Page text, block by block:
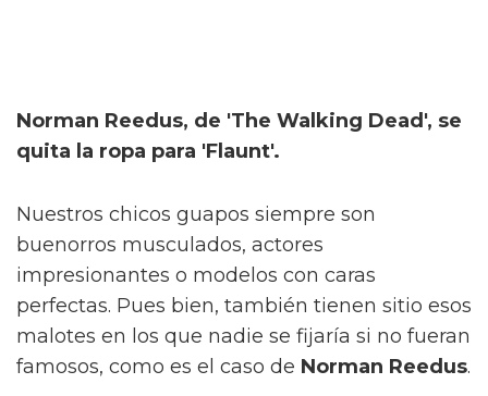
Norman Reedus, de 'The Walking Dead', se
quita la ropa para 'Flaunt'.
Nuestros chicos guapos siempre son
buenorros musculados, actores
impresionantes o modelos con caras
perfectas. Pues bien, también tienen sitio esos
malotes en los que nadie se fijaría si no fueran
famosos, como es el caso de Norman Reedus.